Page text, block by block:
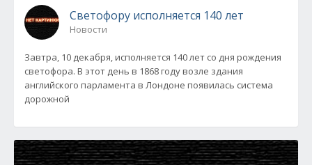
Светофору исполняется 140 лет
Новости
Завтра, 10 декабря, исполняется 140 лет со дня рождения
светофора. В этот день в 1868 году возле здания
английского парламента в Лондоне появилась система
дорожной